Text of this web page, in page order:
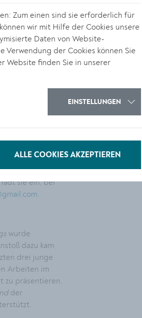
zwischen 16
Musik, Kunst oder
sie ein, bei
.
wurde
dazu kam
drei junge
Arbeiten im
zu präsentieren.
der
Zum einen sind sie erforderlich für
wir mit Hilfe der Cookies unsere
Daten von Website-
Verwendung der Cookies können Sie
Website finden Sie in unserer
EINSTELLUNGEN
ALLE COOKIES AKZEPTIEREN